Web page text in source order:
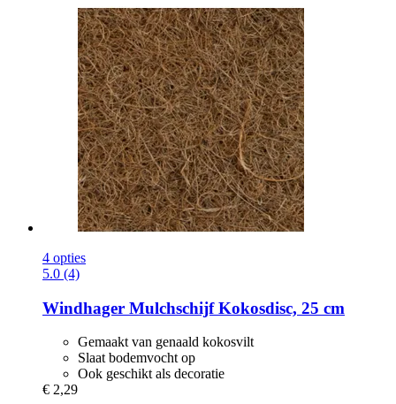
4 opties
5.0 (4)
Windhager Mulchschijf Kokosdisc, 25 cm
Gemaakt van genaald kokosvilt
Slaat bodemvocht op
Ook geschikt als decoratie
€ 2,29